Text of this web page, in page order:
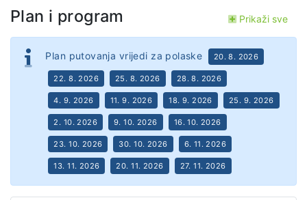
Plan i program Prikaži sve
Plan putovanja vrijedi za polaske 20. 8. 2026
22. 8. 2026 25. 8. 2026 28. 8. 2026
4. 9. 2026 11. 9. 2026 18. 9. 2026 25. 9. 2026
2. 10. 2026 9. 10. 2026 16. 10. 2026
23. 10. 2026 30. 10. 2026 6. 11. 2026
13. 11. 2026 20. 11. 2026 27. 11. 2026